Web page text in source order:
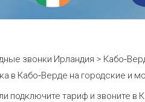
звонки Ирландия > Кабо-
в Кабо-Верде на городские и
подключите тариф и звоните